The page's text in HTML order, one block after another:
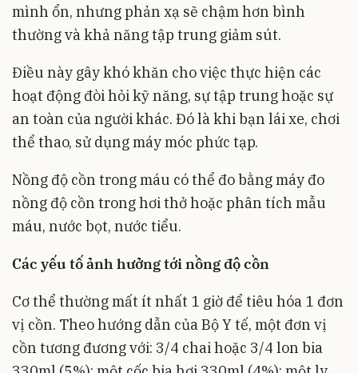
mình ổn, nhưng phản xạ sẽ chậm hơn bình
thường và khả năng tập trung giảm sút.
Điều này gây khó khăn cho việc thực hiện các
hoạt động đòi hỏi kỹ năng, sự tập trung hoặc sự
an toàn của người khác. Đó là khi bạn lái xe, chơi
thể thao, sử dụng máy móc phức tạp.
Nồng độ cồn trong máu có thể đo bằng máy đo
nồng độ cồn trong hơi thở hoặc phân tích mẫu
máu, nước bọt, nước tiểu.
Các yếu tố ảnh hưởng tới nồng độ cồn
Cơ thể thường mất ít nhất 1 giờ để tiêu hóa 1 đơn
vị cồn. Theo hướng dẫn của Bộ Y tế, một đơn vị
cồn tương đương với: 3/4 chai hoặc 3/4 lon bia